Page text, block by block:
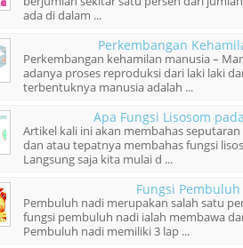
ada di dalam ...
Perkembangan
Perkembangan kehamilan manusia –
adanya proses reproduksi dari laki laki
terbentuknya manusia adalah ...
Apa Fungsi Lisosom
Artikel kali ini akan membahas
dan atau tepatnya membahas fungsi
Langsung saja kita mulai d ...
Fungsi
Pembuluh nadi merupakan salah satu
fungsi pembuluh nadi ialah membawa
Pembuluh nadi memiliki 3 lap ...